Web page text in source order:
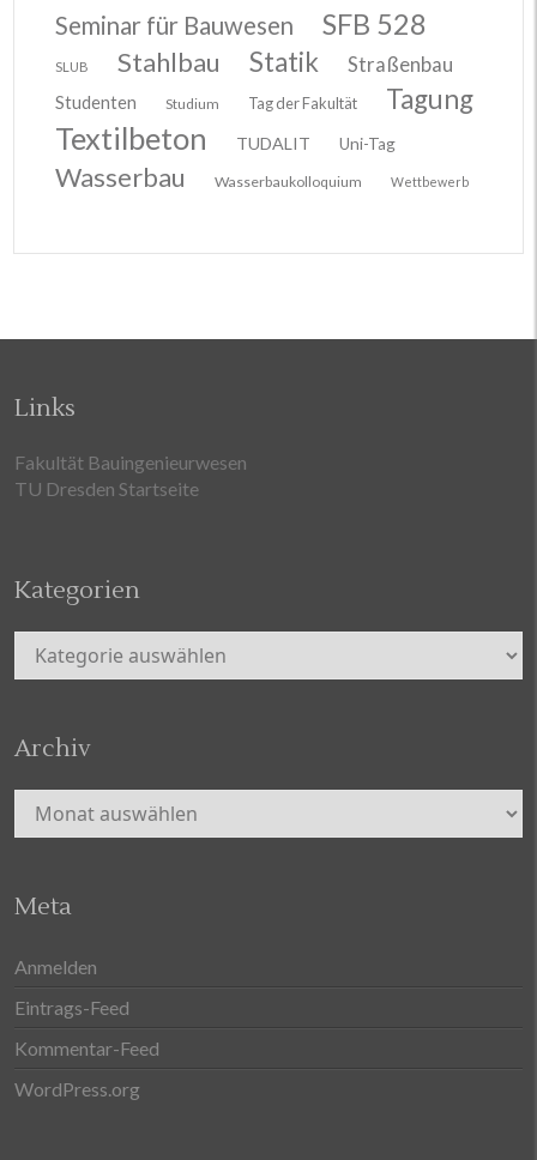
Seminar für Bauwesen SFB 528
SLUB Stahlbau Statik Straßenbau
Studenten Studium Tag der Fakultät Tagung
Textilbeton TUDALIT Uni-Tag
Wasserbau Wasserbaukolloquium Wettbewerb
Links
Fakultät Bauingenieurwesen
TU Dresden Startseite
Kategorien
Kategorien
Archiv
Archiv
Meta
Anmelden
Eintrags-Feed
Kommentar-Feed
WordPress.org